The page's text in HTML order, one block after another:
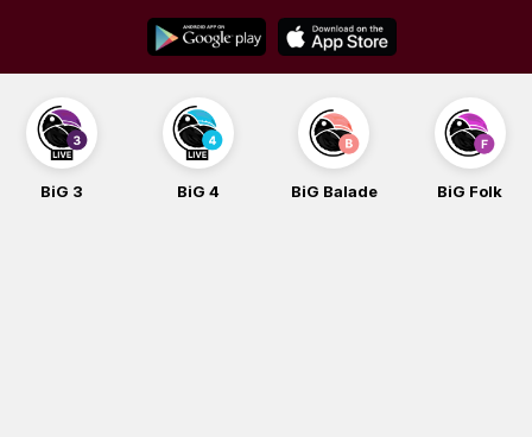
content
BiG 3 BiG 4 BiG Balade BiG Folk